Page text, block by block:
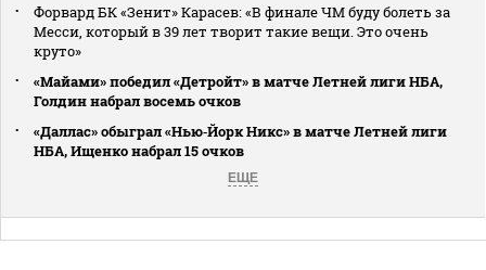
Форвард БК «Зенит» Карасев: «В финале ЧМ буду болеть за
Месси, который в 39 лет творит такие вещи. Это очень
круто»
«Майами» победил «Детройт» в матче Летней лиги НБА,
Голдин набрал восемь очков
«Даллас» обыграл «Нью‑Йорк Никс» в матче Летней лиги
НБА, Ищенко набрал 15 очков
ЕЩЕ